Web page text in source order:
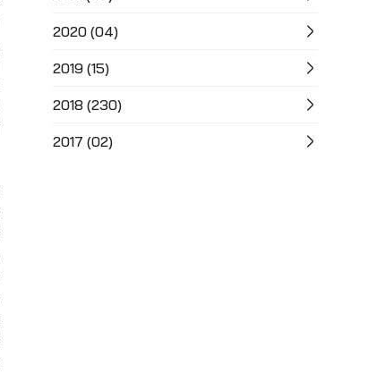
2020 (04)
2019 (15)
2018 (230)
2017 (02)